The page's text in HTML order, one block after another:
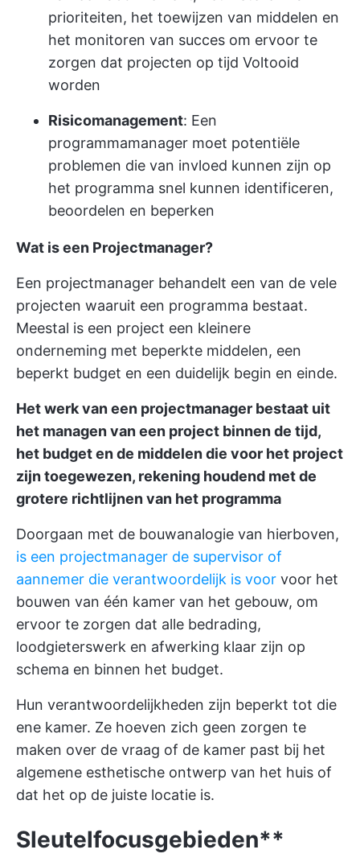
prioriteiten, het toewijzen van middelen en
het monitoren van succes om ervoor te
zorgen dat projecten op tijd Voltooid
worden
Risicomanagement: Een
programmamanager moet potentiële
problemen die van invloed kunnen zijn op
het programma snel kunnen identificeren,
beoordelen en beperken
Wat is een Projectmanager?
Een projectmanager behandelt een van de vele
projecten waaruit een programma bestaat.
Meestal is een project een kleinere
onderneming met beperkte middelen, een
beperkt budget en een duidelijk begin en einde.
Het werk van een projectmanager bestaat uit
het managen van een project binnen de tijd,
het budget en de middelen die voor het project
zijn toegewezen, rekening houdend met de
grotere richtlijnen van het programma
Doorgaan met de bouwanalogie van hierboven,
is een projectmanager de supervisor of
aannemer die verantwoordelijk is voor voor het
bouwen van één kamer van het gebouw, om
ervoor te zorgen dat alle bedrading,
loodgieterswerk en afwerking klaar zijn op
schema en binnen het budget.
Hun verantwoordelijkheden zijn beperkt tot die
ene kamer. Ze hoeven zich geen zorgen te
maken over de vraag of de kamer past bij het
algemene esthetische ontwerp van het huis of
dat het op de juiste locatie is.
Sleutelfocusgebieden**